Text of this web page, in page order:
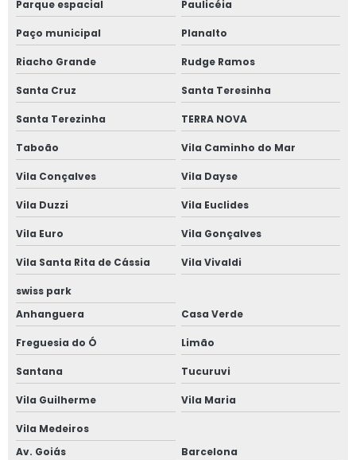
Parque espacial Paulicéia
Paço municipal Planalto
Riacho Grande Rudge Ramos
Santa Cruz Santa Teresinha
Santa Terezinha TERRA NOVA
Taboão Vila Caminho do Mar
Vila Conçalves Vila Dayse
Vila Duzzi Vila Euclides
Vila Euro Vila Gonçalves
Vila Santa Rita de Cássia Vila Vivaldi
swiss park
Anhanguera
Casa Verde
Freguesia do Ó Limão
Santana Tucuruvi
Vila Guilherme Vila Maria
Vila Medeiros
Av. Goiás
Barcelona